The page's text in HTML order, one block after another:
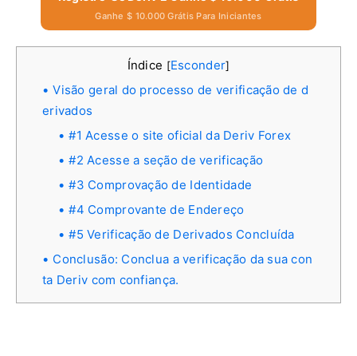
Ganhe $ 10.000 Grátis Para Iniciantes
Índice [Esconder]
Visão geral do processo de verificação de d
erivados
#1 Acesse o site oficial da Deriv Forex
#2 Acesse a seção de verificação
#3 Comprovação de Identidade
#4 Comprovante de Endereço
#5 Verificação de Derivados Concluída
Conclusão: Conclua a verificação da sua con
ta Deriv com confiança.